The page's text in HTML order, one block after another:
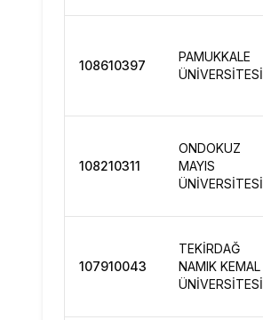
108610397
PAMUKKALE
ÜNİVERSİTESİ
108210311
ONDOKUZ
MAYIS
ÜNİVERSİTESİ
107910043
TEKİRDAĞ
NAMIK KEMAL
ÜNİVERSİTESİ